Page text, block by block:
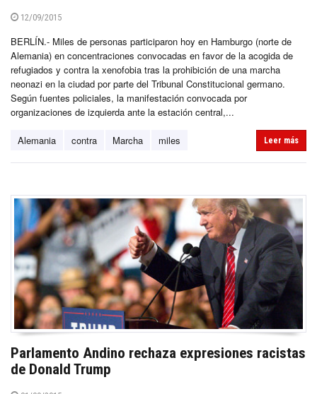
12/09/2015
BERLÍN.- Miles de personas participaron hoy en Hamburgo (norte de
Alemania) en concentraciones convocadas en favor de la acogida de
refugiados y contra la xenofobia tras la prohibición de una marcha
neonazi en la ciudad por parte del Tribunal Constitucional germano.
Según fuentes policiales, la manifestación convocada por
organizaciones de izquierda ante la estación central,...
Alemania contra Marcha miles Leer más
Parlamento Andino rechaza expresiones racistas
de Donald Trump